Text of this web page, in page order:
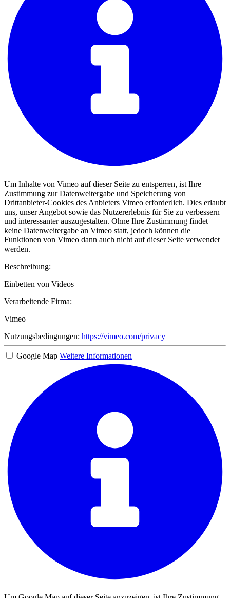
Um Inhalte von Vimeo auf dieser Seite zu entsperren, ist Ihre
Zustimmung zur Datenweitergabe und Speicherung von
Drittanbieter-Cookies des Anbieters Vimeo erforderlich. Dies erlaubt
uns, unser Angebot sowie das Nutzererlebnis für Sie zu verbessern
und interessanter auszugestalten. Ohne Ihre Zustimmung findet
keine Datenweitergabe an Vimeo statt, jedoch können die
Funktionen von Vimeo dann auch nicht auf dieser Seite verwendet
werden.
Beschreibung:
Einbetten von Videos
Verarbeitende Firma:
Vimeo
Nutzungsbedingungen: https://vimeo.com/privacy
Google Map Weitere Informationen